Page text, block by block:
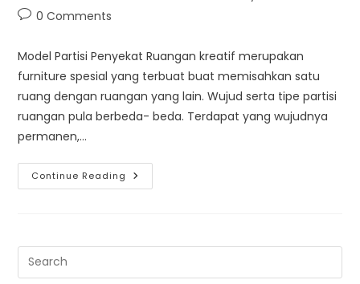
author:
published:
Post0 Comments
Model Partisi Penyekat Ruangan kreatif merupakan
furniture spesial yang terbuat buat memisahkan satu
ruang dengan ruangan yang lain. Wujud serta tipe partisi
ruangan pula berbeda- beda. Terdapat yang wujudnya
permanen,…
Continue Reading Model
Partisi